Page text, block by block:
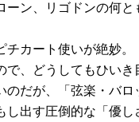
ーン、リゴドンの何と
カート使いが絶妙。
で、どうしてもひいき
のだが、「弦楽・バロ
し出す圧倒的な「優し